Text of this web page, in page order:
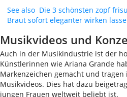
See also Die 3 schönsten zopf
Braut sofort eleganter wirken
Musikvideos und
Auch in der Musikindustrie ist der
Künstlerinnen wie Ariana Grande
Markenzeichen gemacht und
Musikvideos. Dies hat dazu
jungen Frauen weltweit beliebt ist.